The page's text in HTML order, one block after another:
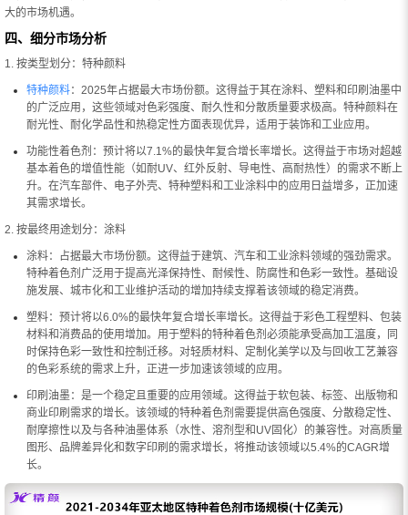
大的市场机遇。
四、细分市场分析
1. 按类型划分：特种颜料
特种颜料：2025年占据最大市场份额。这得益于其在涂料、塑料和印刷油墨中
的广泛应用，这些领域对色彩强度、耐久性和分散质量要求极高。特种颜料在
耐光性、耐化学品性和热稳定性方面表现优异，适用于装饰和工业应用。
功能性着色剂：预计将以7.1%的最快年复合增长率增长。这得益于市场对超越
基本着色的增值性能（如耐UV、红外反射、导电性、高耐热性）的需求不断上
升。在汽车部件、电子外壳、特种塑料和工业涂料中的应用日益增多，正加速
其需求增长。
2. 按最终用途划分：涂料
涂料：占据最大市场份额。这得益于建筑、汽车和工业涂料领域的强劲需求。
特种着色剂广泛用于提高光泽保持性、耐候性、防腐性和色彩一致性。基础设
施发展、城市化和工业维护活动的增加持续支撑着该领域的稳定消费。
塑料：预计将以6.0%的最快年复合增长率增长。这得益于彩色工程塑料、包装
材料和消费品的使用增加。用于塑料的特种着色剂必须能承受高加工温度，同
时保持色彩一致性和控制迁移。对轻质材料、定制化美学以及与回收工艺兼容
的色彩系统的需求上升，正进一步加速该领域的应用。
印刷油墨：是一个稳定且重要的应用领域。这得益于软包装、标签、出版物和
商业印刷需求的增长。该领域的特种着色剂需要提供高色强度、分散稳定性、
耐摩擦性以及与各种油墨体系（水性、溶剂型和UV固化）的兼容性。对高质量
图形、品牌差异化和数字印刷的需求增长，将推动该领域以5.4%的CAGR增
长。